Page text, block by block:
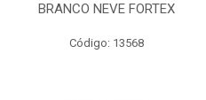
BRANCO NEVE FORTEX
Código: 13568